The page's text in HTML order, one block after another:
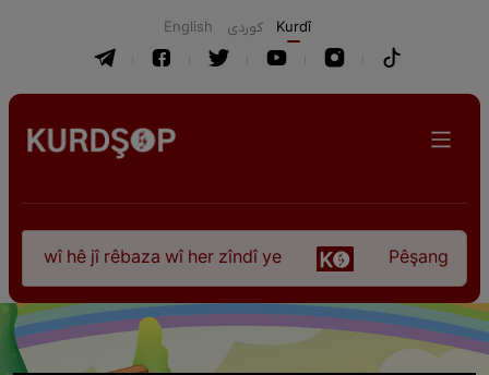
English كوردی Kurdî
wî hê jî rêbaza wî her zîndî ye Pêşangeha